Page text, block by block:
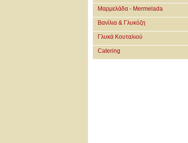
Μαρμελάδα - Mermelada
Βανίλια & Γλυκόζη
Γλυκά Κουταλιού
Catering